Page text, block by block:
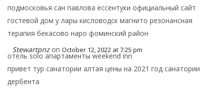
подмосковья сан павлова ессентуки официальный сайт
гостевой дом у лары кисловодск магнито резонансная
терапия бекасово наро фоминский район
Stewartpnz on October 12, 2022 at 7:25 pm
отель solo апартаменты weekend inn
привет тур санатории алтая цены на 2021 год санатории
дербента